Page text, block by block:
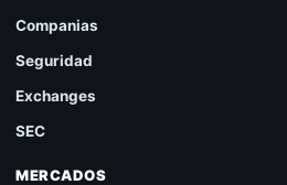
Companias
Seguridad
Exchanges
SEC
MERCADOS